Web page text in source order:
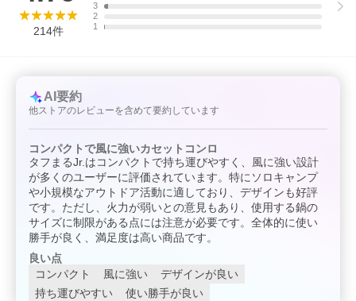
届出事業者名：株式会社旭製作所
登録検査機関名称：JIA
仕様1：【点火方式】圧電点火方式【容器脱着方式】マグネット方
仕様3：収納保管が出来るキャリングケース付キャリングケース色
（カーキ）
この商品は宅配便でお届けする商品です
出荷可能日から最短日時でお届けします。※出荷完了次第メ
ールをお送りします。
配送サービス提供エリアを
調べることができます
214件
3
2
1
AI要約
他ストアのレビューを含めて要約しています
コンパクトで風に強いカセットコンロ
タフまるJr.はコンパクトで持ち運びやすく、風に強い設計
が多くのユーザーに評価されています。特にソロキャンプ
や小規模なアウトドア活動に適しており、デザインも好評
です。ただし、火力が弱いとの意見もあり、使用する鍋の
サイズに制限がある点には注意が必要です。全体的に使い
勝手が良く、満足度は高い商品です。
良い点
コンパクト
風に強い
デザインが良い
持ち運びやすい
使い勝手が良い